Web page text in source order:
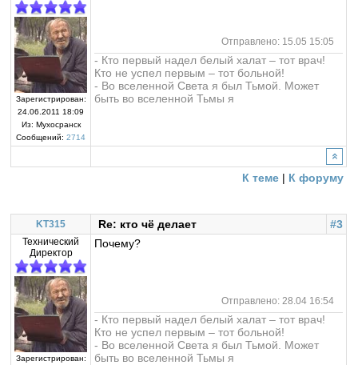
Зарегистрирован:
24.06.2011 18:09
Из: Мухосранск
Сообщений: 2714
Отправлено: 15.05 15:05
- Кто первый надел белый халат – тот врач!
Кто не успел первым – тот больной!
- Во вселенной Света я был Тьмой. Может
быть во вселенной Тьмы я
К теме | К форуму
KT315 Re: кто чё делает #3
Технический
Директор
Зарегистрирован:
Почему?
Отправлено: 28.04 16:54
- Кто первый надел белый халат – тот врач!
Кто не успел первым – тот больной!
- Во вселенной Света я был Тьмой. Может
быть во вселенной Тьмы я